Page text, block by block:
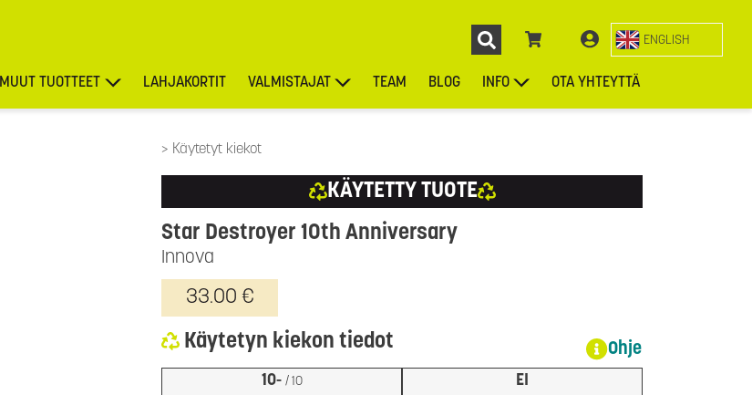
ENGLISH
MUUT TUOTTEET LAHJAKORTIT VALMISTAJAT TEAM BLOG INFO OTA YHTEYTTÄ
Käytetyt kiekot
KÄYTETTY TUOTE
Innova
Star Destroyer 10th Anniversary
33.00 €
Käytetyn kiekon tiedot Ohje
10- / 10
EI